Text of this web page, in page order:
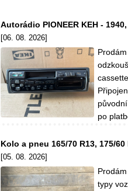
Autorádio PIONEER KEH -
[06. 08. 2026]
po
Kolo a pneu 165/70 R13, 175/
[05. 08. 2026]
typy